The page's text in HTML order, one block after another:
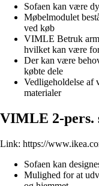
Sofaen kan være
Møbelmodulet
ved køb
VIMLE Betruk
hvilket kan være
Der kan være
købte dele
Vedligeholdelse af
materialer
VIMLE 2-pers.
Link: https://
Sofaen kan
Mulighed for at